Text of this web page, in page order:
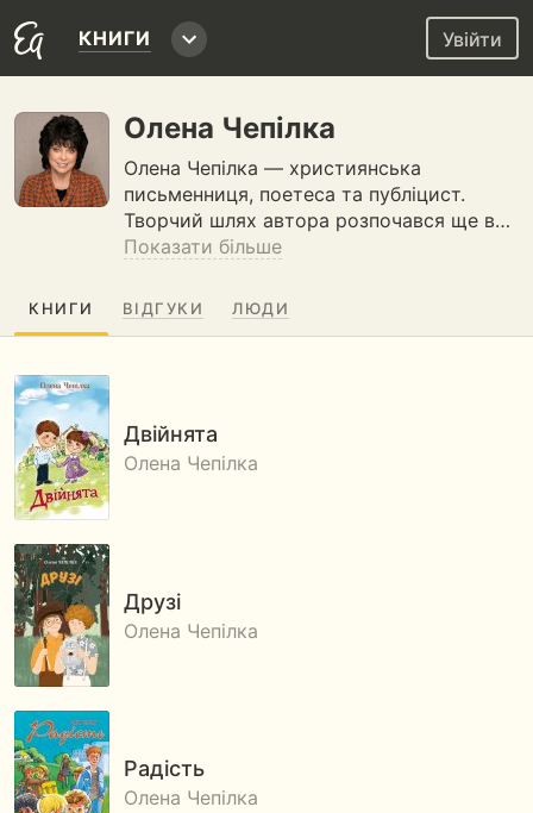
КНИГИ Увійти
Олена Чепілка
Олена Чепілка — християнська
письменниця, поетеса та публіцист.
Творчий шлях автора розпочався ще в…
Показати більше
КНИГИ ВІДГУКИ ЛЮДИ
Двійнята
Олена Чепілка
Друзі
Олена Чепілка
Радість
Олена Чепілка